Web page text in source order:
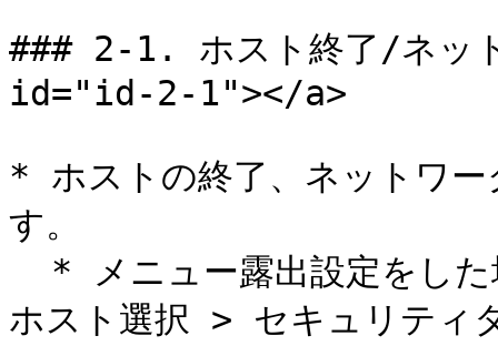
### 2-1. ホスト終了/ネ
id="id-2-1"></a>
* ホストの終了、ネットワー
す。
ホスト選択 > セキュリティ